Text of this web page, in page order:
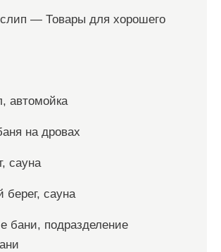
— Товары для хорошего
автомойка
на дровах
сауна
берег, сауна
бани, подразделение